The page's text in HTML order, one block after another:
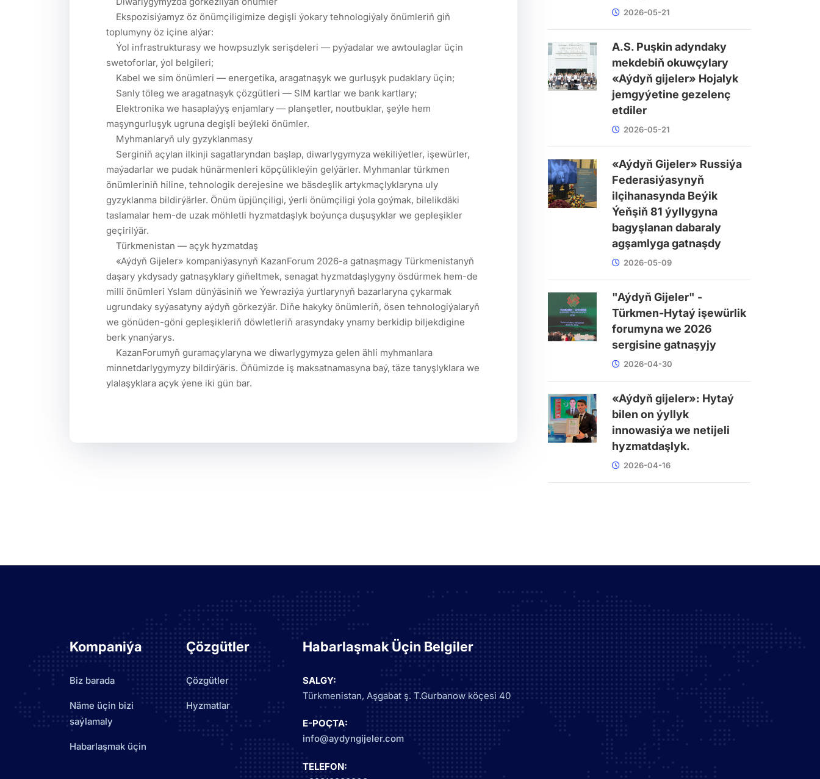
toplumyny öz içine alýar:
swetoforlar, ýol belgileri;
maşyngurluşyk ugruna degişli beýleki önümler.
maýadarlar we pudak hünärmenleri köpçülikleýin gelýärler. Myhmanlar türkmen
önümleriniň hiline, tehnologik derejesine we bäsdeşlik artykmaçlyklaryna uly
gyzyklanma bildirýärler. Önüm üpjünçiligi, ýerli önümçiligi ýola goýmak, bilelikdäki
taslamalar hem-de uzak möhletli hyzmatdaşlyk boýunça duşuşyklar we gepleşikler
geçirilýär.
daşary ykdysady gatnaşyklary giňeltmek, senagat hyzmatdaşlygyny ösdürmek hem-de
milli önümleri Yslam dünýäsiniň we Ýewraziýa ýurtlarynyň bazarlaryna çykarmak
ugrundaky syýasatyny aýdyň görkezýär. Diňe hakyky önümleriň, ösen tehnologiýalaryň
we gönüden-göni gepleşikleriň döwletleriň arasyndaky ynamy berkidip biljekdigine
berk ynanýarys.
minnetdarlygymyzy bildirýäris. Öňümizde iş maksatnamasyna baý, täze tanyşlyklara we
ylalaşyklara açyk ýene iki gün bar.
2026-05-21
A.S. Puşkin adyndaky
mekdebiň okuwçylary
«Aýdyň gijeler» Hojalyk
jemgyýetine gezelenç
etdiler
2026-05-21
«Aýdyň Gijeler» Russiýa
Federasiýasynyň
ilçihanasynda Beýik
Ýeňşiň 81 ýyllygyna
bagyşlanan dabaraly
agşamlyga gatnaşdy
2026-05-09
"Aýdyň Gijeler" -
Türkmen-Hytaý işewürlik
forumyna we 2026
sergisine gatnaşyjy
2026-04-30
«Aýdyň gijeler»: Hytaý
bilen on ýyllyk
innowasiýa we netijeli
hyzmatdaşlyk.
2026-04-16
Kompaniýa
Biz barada
Näme üçin bizi
saýlamaly
Habarlaşmak üçin
Çözgütler
Çözgütler
Hyzmatlar
Habarlaşmak Üçin Belgiler
SALGY:
Türkmenistan, Aşgabat ş. T.Gurbanow köçesi 40
E-POÇTA:
info@aydyngijeler.com
TELEFON: